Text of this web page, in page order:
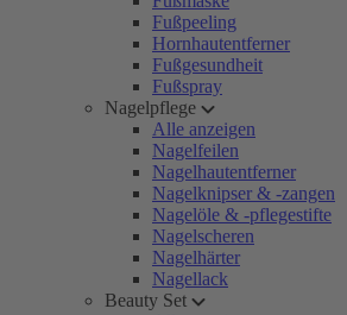
Fußpeeling
Hornhautentferner
Fußgesundheit
Fußspray
Nagelpflege
Alle anzeigen
Nagelfeilen
Nagelhautentferner
Nagelknipser & -zangen
Nagelöle & -pflegestifte
Nagelscheren
Nagelhärter
Nagellack
Beauty Set